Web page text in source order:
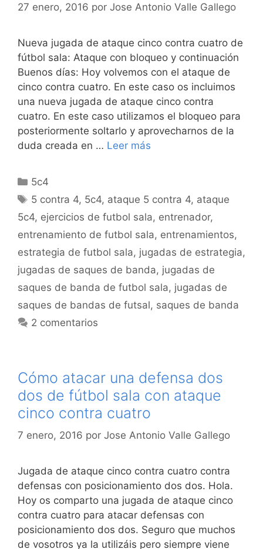
27 enero, 2016 por Jose Antonio Valle Gallego
Nueva jugada de ataque cinco contra cuatro de
fútbol sala: Ataque con bloqueo y continuación
Buenos días: Hoy volvemos con el ataque de
cinco contra cuatro. En este caso os incluimos
una nueva jugada de ataque cinco contra
cuatro. En este caso utilizamos el bloqueo para
posteriormente soltarlo y aprovecharnos de la
duda creada en … Leer más
Categorías
5c4
Etiquetas
5 contra 4, 5c4, ataque 5 contra 4, ataque
5c4, ejercicios de futbol sala, entrenador,
entrenamiento de futbol sala, entrenamientos,
estrategia de futbol sala, jugadas de estrategia,
jugadas de saques de banda, jugadas de
saques de banda de futbol sala, jugadas de
saques de bandas de futsal, saques de banda
2 comentarios
Cómo atacar una defensa dos
dos de fútbol sala con ataque
cinco contra cuatro
7 enero, 2016 por Jose Antonio Valle Gallego
Jugada de ataque cinco contra cuatro contra
defensas con posicionamiento dos dos. Hola.
Hoy os comparto una jugada de ataque cinco
contra cuatro para atacar defensas con
posicionamiento dos dos. Seguro que muchos
de vosotros ya la utilizáis pero siempre viene